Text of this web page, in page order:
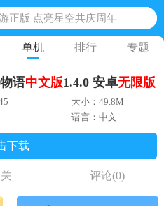
正版 点亮星空共庆周年
腾讯正版 黎明觉醒生机国际服
蛋仔派对体验服
奇 正版奥特曼游戏
服国际服 地铁跑酷体验服版本
单机 排行 专题
语中文版1.4.0 安卓无限版
大小：49.8M
语言：中文
下载
评论(0)